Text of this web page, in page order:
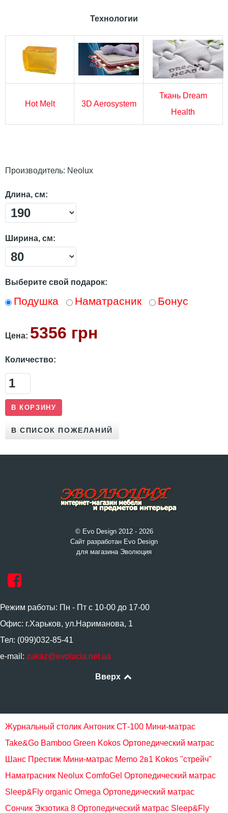
Технологии
Hot Melt 3D Aerosystem
Ткань Dream
Health
Производитель: Neolux
Длина, см:
Ширина, см:
Выберите свой подарок:
Подушка Наматрасник Бонус
Цена: 5356 грн
Количество:
© Evo Design 2012 - 2026
Сайт разработан Evo Design
для магазина Эволюция
Режим работы: Пн - Пт с 10-00 до 17-00
Офис: г.Харьков, ул.Нариманова, 1
Тел: (099)032-85-41
e-mail: zakaz@evolucia.net.ua
Вверх
Журнальный столик Антоник СТ-100 Мини-матрас
Take&Go Bamboo Green Kokos Ортопедический матрас
Шанс Престиж Мини-матрас Memo 2в1 Kokos "стрейч"
Наматрасник Neolux ComfoGel Ортопедический матрас
Sleep&Fly organic Omega Ортопедический матрас
Сончик Экзотика 8 Ортопедический матрас Sleep&Fly